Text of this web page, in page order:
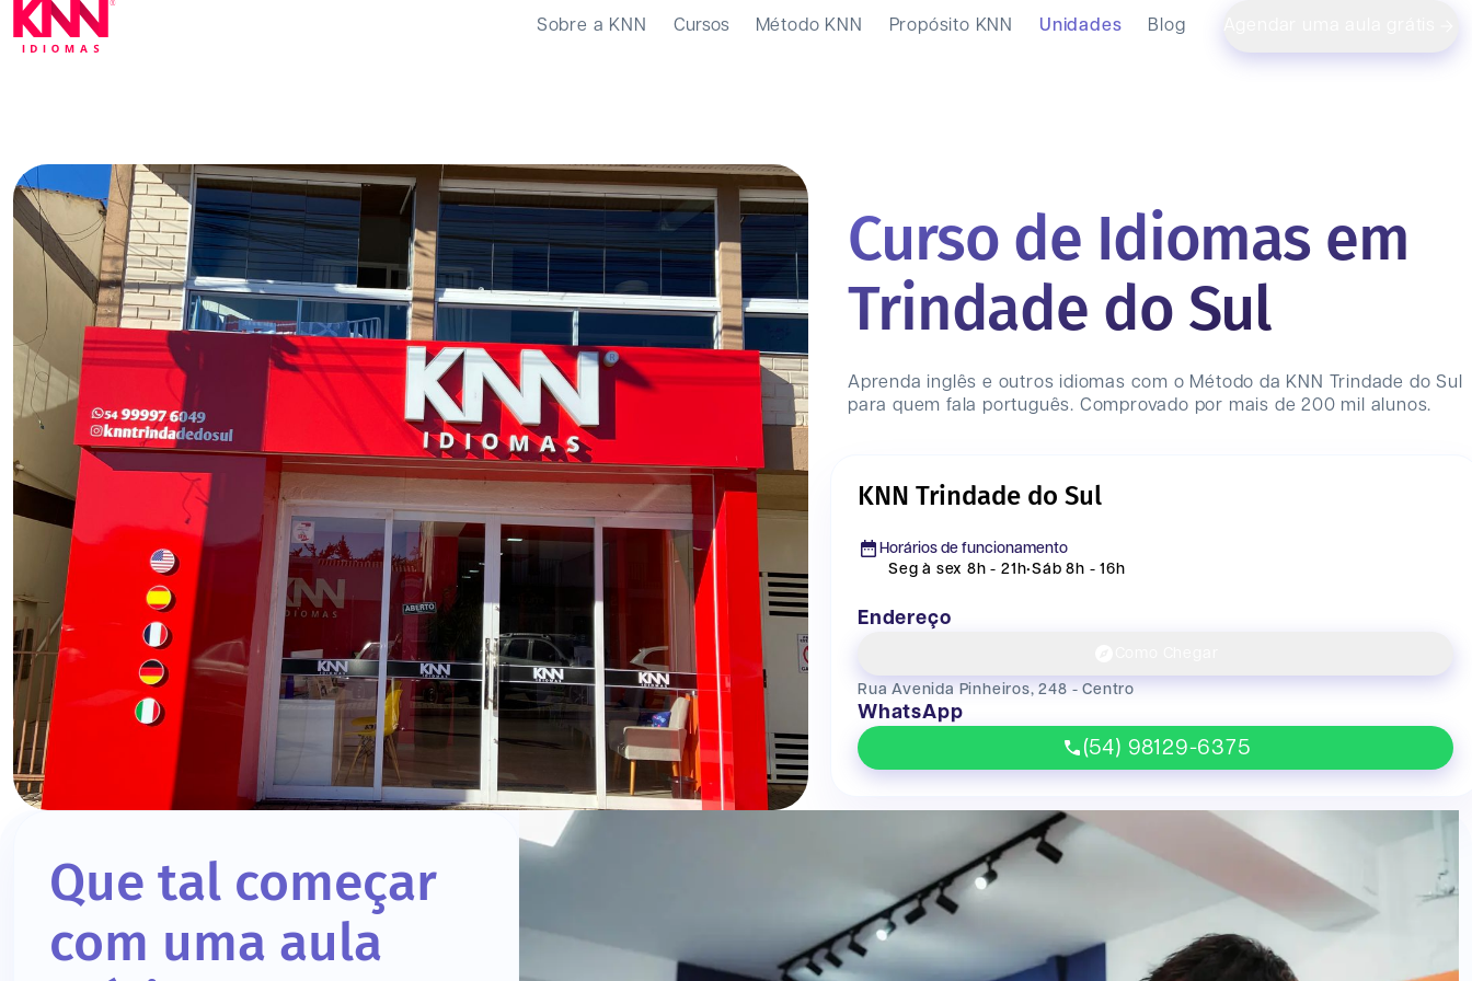
Sobre a KNN Cursos Método KNN Propósito KNN Unidades Blog
Curso de Idiomas em
Trindade do Sul
Aprenda inglês e outros idiomas com o Método da KNN Trindade do Sul
para quem fala português. Comprovado por mais de 200 mil alunos.
KNN Trindade do Sul
Horários de funcionamento
Seg à sex 8h - 21h•Sáb 8h - 16h
Endereço
Rua Avenida Pinheiros, 248 - Centro
WhatsApp
(54) 98129-6375
Que tal começar
com uma aula